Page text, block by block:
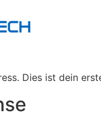
Dies ist dein